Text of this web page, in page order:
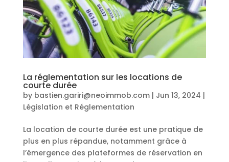
La réglementation sur les locations de
courte durée
by bastien.gariri@neoimmob.com| Jun 13, 2024 |
Législation et Réglementation
La location de courte durée est une pratique de
plus en plus répandue, notamment grâce à
l’émergence des plateformes de réservation en